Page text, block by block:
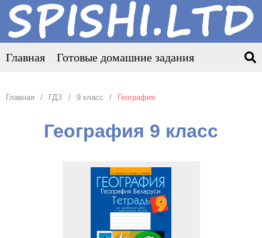
Главная Готовые домашние задания
Главная ГДЗ 9 класс География
География 9 класс